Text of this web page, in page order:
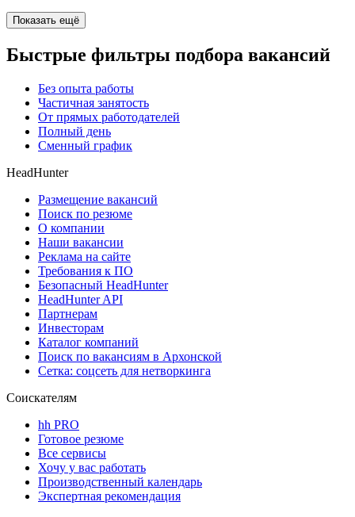
Показать ещё
Быстрые фильтры подбора вакансий
Без опыта работы
Частичная занятость
От прямых работодателей
Полный день
Сменный график
HeadHunter
Размещение вакансий
Поиск по резюме
О компании
Наши вакансии
Реклама на сайте
Требования к ПО
Безопасный HeadHunter
HeadHunter API
Партнерам
Инвесторам
Каталог компаний
Поиск по вакансиям в Архонской
Сетка: соцсеть для нетворкинга
Соискателям
hh PRO
Готовое резюме
Все сервисы
Хочу у вас работать
Производственный календарь
Экспертная рекомендация